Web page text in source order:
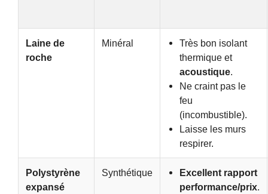
Laine de
roche
Minéral
Très bon isolant
thermique et
acoustique.
Ne craint pas le
feu
(incombustible).
Laisse les murs
respirer.
Polystyrène
expansé
Synthétique
Excellent rapport
performance/prix.